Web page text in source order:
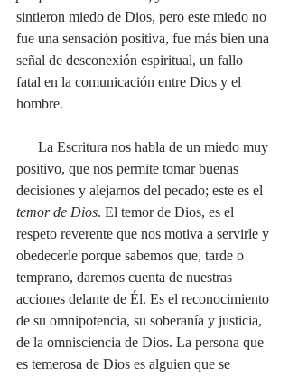
sintieron miedo de Dios, pero este miedo no
fue una sensación positiva, fue más bien una
señal de desconexión espiritual, un fallo
fatal en la comunicación entre Dios y el
hombre.
positivo, que nos permite tomar buenas
decisiones y alejarnos del pecado; este es el
temor de Dios. El temor de Dios, es el
respeto reverente que nos motiva a servirle y
obedecerle porque sabemos que, tarde o
temprano, daremos cuenta de nuestras
acciones delante de Él. Es el reconocimiento
de su omnipotencia, su soberanía y justicia,
de la omnisciencia de Dios. La persona que
es temerosa de Dios es alguien que se